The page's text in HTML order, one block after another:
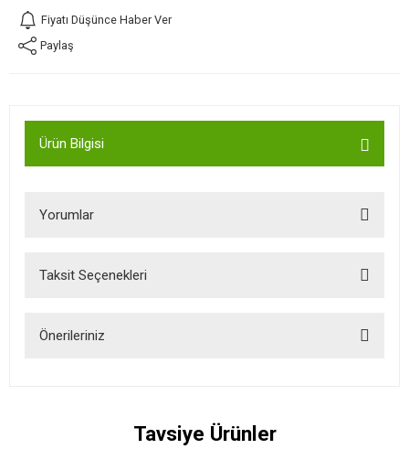
Fiyatı Düşünce Haber Ver
Paylaş
Ürün Bilgisi
Yorumlar
Taksit Seçenekleri
Önerileriniz
Görüş ve önerileriniz için teşekkür ederiz.
Tavsiye Ürünler